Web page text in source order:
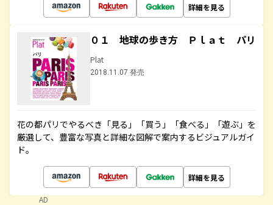
詳細を見る
０１ 地球の歩き方 Ｐｌａｔ パリ
Plat
2018.11.07 発売
花の都パリでやるべき「見る」「買う」「食べる」「遊ぶ」を
厳選して、豊富な写真と詳細な図解で案内するビジュアルガイ
ド。
詳細を見る
AD